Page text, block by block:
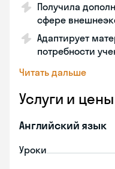
Получила
сфере
Адаптирует
потребности
Читать дальше
Услуги и цены
Английский язык
Уроки